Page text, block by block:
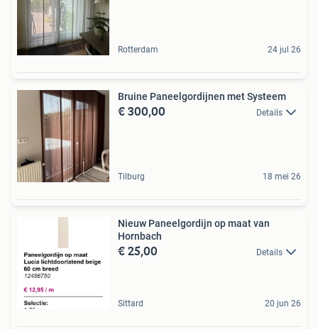
Rotterdam 24 jul 26
Bruine Paneelgordijnen met Systeem
€ 300,00 Details
Tilburg 18 mei 26
Nieuw Paneelgordijn op maat van
Hornbach
€ 25,00 Details
Sittard 20 jun 26